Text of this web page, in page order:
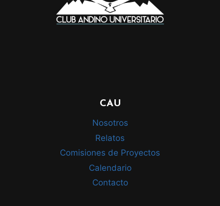
CAU
Nosotros
Relatos
Comisiones de Proyectos
Calendario
Contacto